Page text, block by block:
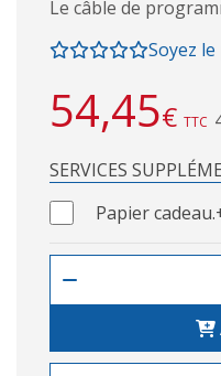
Le câble de
Soyez
54,45€ TTC
SERVICES
Papier cadeau.